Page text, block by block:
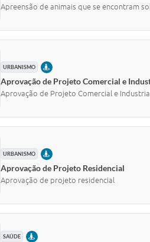
Apreensão de animais que se encontram
URBANISMO PRESENCIAL
Aprovação de Projeto Comercial e
Aprovação de Projeto Comercial e
URBANISMO PRESENCIAL
Aprovação de Projeto Residencial
Aprovação de projeto residencial
SAÚDE PRESENCIAL